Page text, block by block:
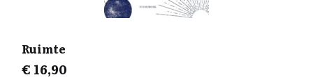
Ruimte
€ 16,90